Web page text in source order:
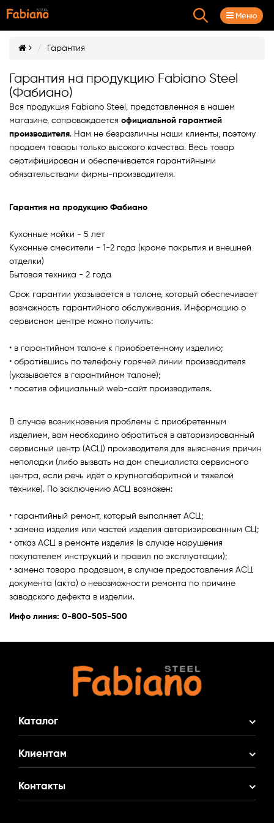
Меню
Акционные Комплекты
Смеситель в Подарок
Распродажа
Кухонные мойки
Кухонные смесители
Фильтры для воды
Измельчители пищевых отходов
Вытяжки для кухни
Духовые шкафы
Микроволновые печи
Стиральные машины
Сушильные машины
Холодильное оборудование
Сантехника
Аксессуары
Гранитные мойки
Мойки из нержавеющей стали
Смотреть Все
Телескопические
Купольные
Наклонные
Полновстраиваемые
Т-образные
Ретро
Смотреть Все
Контактні телефони
(095)516 77 80
(063)166 16 67
(096) 516 77 80
Перезвонить вам?
Fabiano
Побудувати маршрут
Гарантия
Гарантия на продукцию Fabiano Steel
(Фабиано)
Вся продукция Fabiano Steel, представленная в нашем
магазине, сопровождается официальной гарантией
производителя. Нам не безразличны наши клиенты, поэтому
продаем товары только высокого качества. Весь товар
сертифицирован и обеспечивается гарантийными
обязательствами фирмы-производителя.
Гарантия на продукцию Фабиано
Кухонные мойки - 5 лет
Кухонные смесители - 1-2 года (кроме покрытия и внешней
отделки)
Бытовая техника - 2 года
Срок гарантии указывается в талоне, который обеспечивает
возможность гарантийного обслуживания. Информацию о
сервисном центре можно получить:
• в гарантийном талоне к приобретенному изделию;
• обратившись по телефону горячей линии производителя
(указывается в гарантийном талоне);
• посетив официальный web-сайт производителя.
В случае возникновения проблемы с приобретенным
изделием, вам необходимо обратиться в авторизированный
сервисный центр (АСЦ) производителя для выяснения причин
неполадки (либо вызвать на дом специалиста сервисного
центра, если речь идёт о крупногабаритной и тяжёлой
технике). По заключению АСЦ возможен:
• гарантийный ремонт, который выполняет АСЦ;
• замена изделия или частей изделия авторизированным СЦ;
• отказ АСЦ в ремонте изделия (в случае нарушения
покупателем инструкций и правил по эксплуатации);
• замена товара продавцом, в случае предоставления АСЦ
документа (акта) о невозможности ремонта по причине
заводского дефекта в изделии.
Инфо линия: 0-800-505-500
Каталог
Акционные Комплекты
Кухонные мойки
Клиентам
О нас
Контакты